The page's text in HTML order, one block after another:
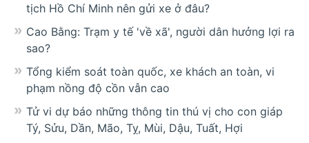
tịch Hồ Chí Minh nên gửi xe ở đâu?
Cao Bằng: Trạm y tế 'về xã', người dân hưởng lợi ra
sao?
Tổng kiểm soát toàn quốc, xe khách an toàn, vi
phạm nồng độ cồn vẫn cao
Tử vi dự báo những thông tin thú vị cho con giáp
Tý, Sửu, Dần, Mão, Tỵ, Mùi, Dậu, Tuất, Hợi